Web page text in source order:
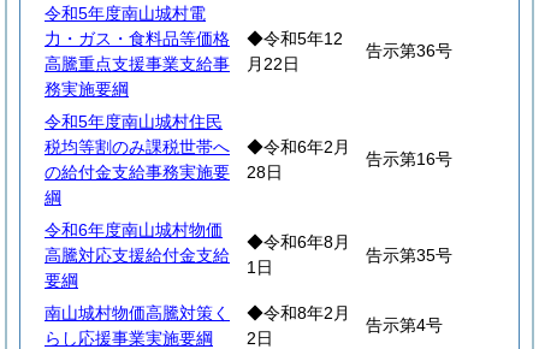
令和5年度南山城村電
力・ガス・食料品等価格
高騰重点支援事業支給事
務実施要綱
◆令和5年12
月22日
告示第36号
令和5年度南山城村住民
税均等割のみ課税世帯へ
の給付金支給事務実施要
綱
◆令和6年2月
28日
告示第16号
令和6年度南山城村物価
高騰対応支援給付金支給
要綱
◆令和6年8月
1日
告示第35号
南山城村物価高騰対策く
らし応援事業実施要綱
◆令和8年2月
2日
告示第4号